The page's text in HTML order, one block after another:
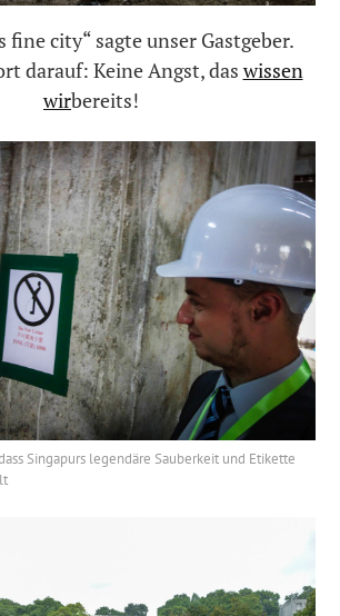
fine city“ sagte unser Gastgeber.
darauf: Keine Angst, das wissen
wirbereits!
Singapurs legendäre Sauberkeit und Etikette